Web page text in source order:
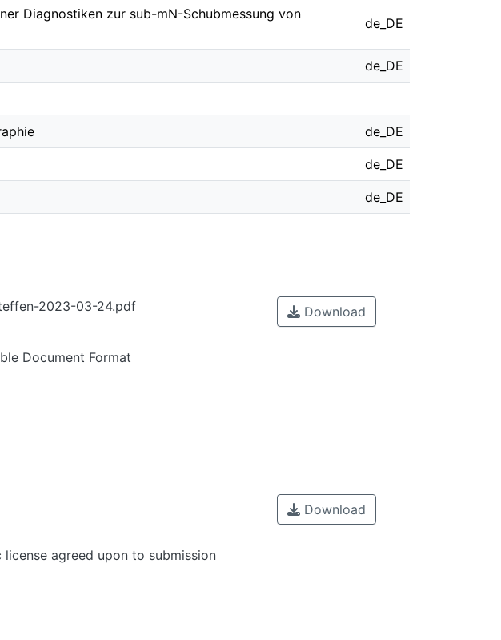
Diagnostiken zur sub-mN-Schubmessung von
de_DE
de_DE
de_DE
de_DE
de_DE
2023-03-24.pdf
Document Format
Download
agreed upon to submission
Download